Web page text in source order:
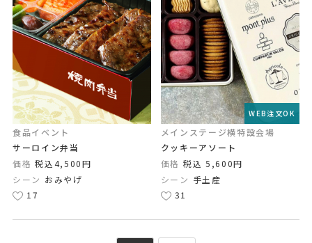
食品イベント
サーロイン弁当
価格 税込4,500円
シーン おみやげ
17
WEB注文OK
メインステージ横特設会場
クッキーアソート
価格 税込 5,600円
シーン 手土産
31